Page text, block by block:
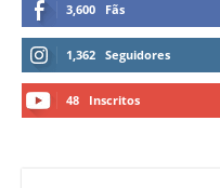
3,600 Fãs
1,362 Seguidores
48 Inscritos